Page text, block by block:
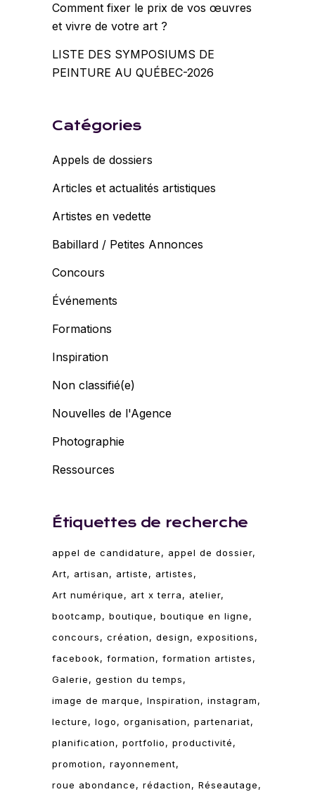
Comment fixer le prix de vos œuvres
et vivre de votre art ?
LISTE DES SYMPOSIUMS DE
PEINTURE AU QUÉBEC-2026
Catégories
Appels de dossiers
Articles et actualités artistiques
Artistes en vedette
Babillard / Petites Annonces
Concours
Événements
Formations
Inspiration
Non classifié(e)
Nouvelles de l'Agence
Photographie
Ressources
Étiquettes de recherche
appel de candidature
appel de dossier
Art
artisan artiste
artistes
Art numérique
art x terra
atelier
bootcamp
boutique
boutique en ligne
concours
création design
expositions
facebook
formation
formation artistes
Galerie
gestion du temps
image de marque
Inspiration
instagram
lecture
logo organisation
partenariat
planification
portfolio
productivité
promotion
rayonnement
roue abondance
rédaction
Réseautage